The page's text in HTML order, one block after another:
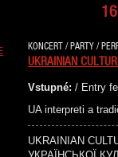
KONCERT / PARTY /
UKRAINIAN
Vstupné: / Entry
UA interpreti a
UKRAINIAN